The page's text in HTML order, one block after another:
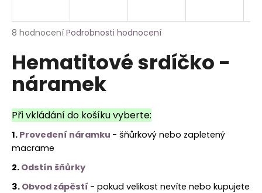
Průměrné
produktu
je
hvězdiček.
8 hodnocení Podrobnosti hodnocení
Hematitové srdíčko -
náramek
Při vkládání do košíku vyberte:
1. Provedení náramku - šňůrkový nebo zapletený
macrame
2. Odstín šňůrky
3. Obvod zápěstí - pokud velikost nevíte nebo kupujete
j
t
?
HLEDAT